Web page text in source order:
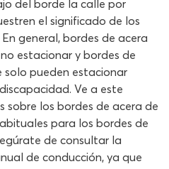
del borde la calle por
el significado de los
general, bordes de acera
estacionar y bordes de
solo pueden estacionar
Ve a este
sobre los bordes de acera de
para los bordes de
de consultar la
de conducción, ya que